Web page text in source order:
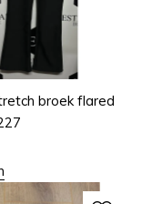
broek flared